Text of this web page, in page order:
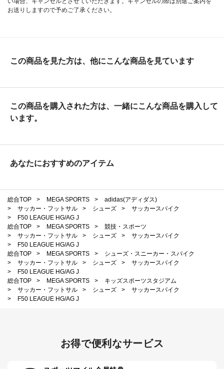
お送りしますので予めご了承ください。
この商品を見た方は、他にこんな商品を見ています
この商品を購入された方は、一緒にこんな商品を購入して
います。
あなたにおすすめのアイテム
総合TOP > MEGA SPORTS >
adidas(アディダス)
>
サッカー・フットサル > シューズ >
サッカースパイク
>
F50 LEAGUE HG/AG J
総合TOP
> MEGA SPORTS >
競技・スポーツ
>
サッカー・フットサル > シューズ >
サッカースパイク
>
F50 LEAGUE HG/AG J
総合TOP
> MEGA SPORTS >
シューズ・スニーカー・スパイク
>
サッカー・フットサル > シューズ >
サッカースパイク
>
F50 LEAGUE HG/AG J
総合TOP
> MEGA SPORTS >
キッズスポーツスタジアム
>
サッカー・フットサル > シューズ >
サッカースパイク
>
F50 LEAGUE HG/AG J
お得で便利なサービス